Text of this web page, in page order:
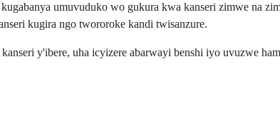
umuvuduko wo gukura kwa kanseri zimwe
kugira ngo twororoke kandi twisanzure.
y'ibere, uha icyizere abarwayi benshi iyo uvuzwe